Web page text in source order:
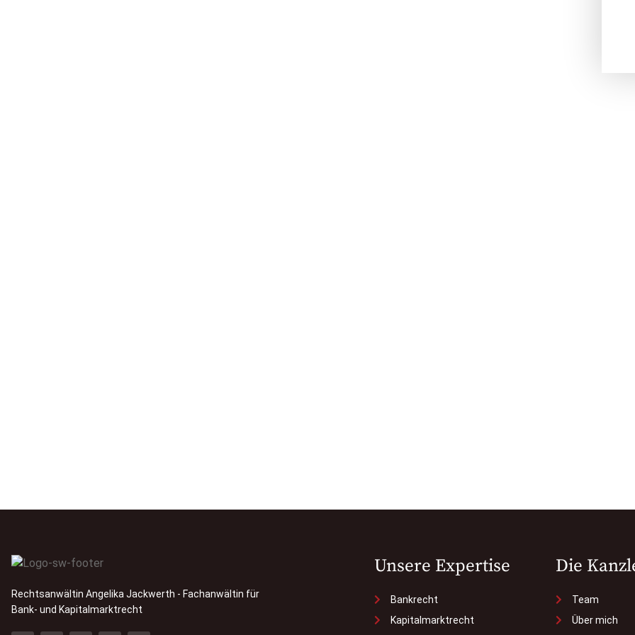
Rechtsanwältin Angelika Jackwerth - Fachanwältin für
Bank- und Kapitalmarktrecht
Unsere Expertise
Bankrecht
Kapitalmarktrecht
Die
Team
Über mich